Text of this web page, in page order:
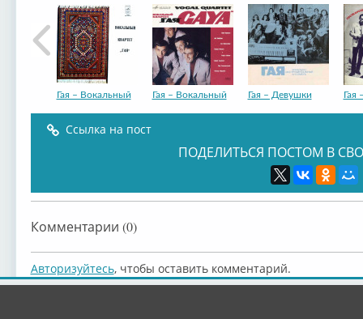
Гая – Вокальный Гая – Вокальный Гая – Девушки Гая
Ссылка на пост
ПОДЕЛИТЬСЯ ПОСТОМ В
Комментарии (0)
Авторизуйтесь, чтобы оставить комментарий.